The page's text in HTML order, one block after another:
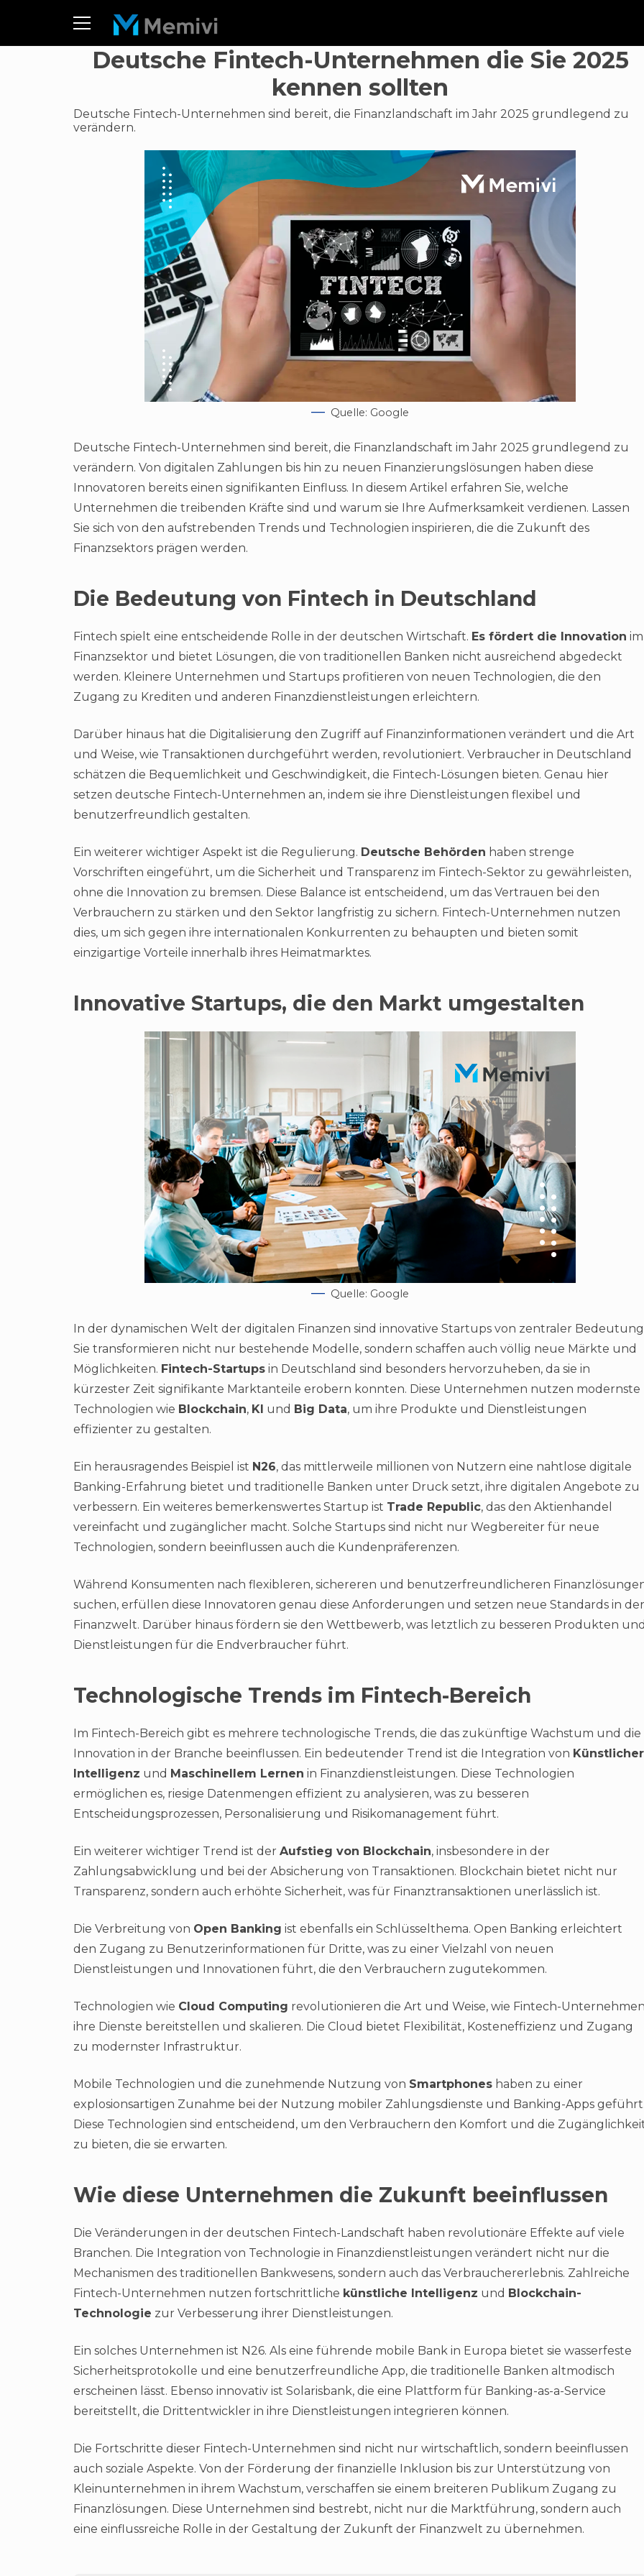
Deutsche Fintech-Unternehmen die Sie 2025
kennen sollten
Deutsche Fintech-Unternehmen sind bereit, die Finanzlandschaft im Jahr 2025 grundlegend zu
verändern.
Quelle: Google
Deutsche Fintech-Unternehmen sind bereit, die Finanzlandschaft im Jahr 2025 grundlegend zu
verändern. Von digitalen Zahlungen bis hin zu neuen Finanzierungslösungen haben diese
Innovatoren bereits einen signifikanten Einfluss. In diesem Artikel erfahren Sie, welche
Unternehmen die treibenden Kräfte sind und warum sie Ihre Aufmerksamkeit verdienen. Lassen
Sie sich von den aufstrebenden Trends und Technologien inspirieren, die die Zukunft des
Finanzsektors prägen werden.
Die Bedeutung von Fintech in Deutschland
Fintech spielt eine entscheidende Rolle in der deutschen Wirtschaft. Es fördert die Innovation im
Finanzsektor und bietet Lösungen, die von traditionellen Banken nicht ausreichend abgedeckt
werden. Kleinere Unternehmen und Startups profitieren von neuen Technologien, die den
Zugang zu Krediten und anderen Finanzdienstleistungen erleichtern.
Darüber hinaus hat die Digitalisierung den Zugriff auf Finanzinformationen verändert und die Art
und Weise, wie Transaktionen durchgeführt werden, revolutioniert. Verbraucher in Deutschland
schätzen die Bequemlichkeit und Geschwindigkeit, die Fintech-Lösungen bieten. Genau hier
setzen deutsche Fintech-Unternehmen an, indem sie ihre Dienstleistungen flexibel und
benutzerfreundlich gestalten.
Ein weiterer wichtiger Aspekt ist die Regulierung. Deutsche Behörden haben strenge
Vorschriften eingeführt, um die Sicherheit und Transparenz im Fintech-Sektor zu gewährleisten,
ohne die Innovation zu bremsen. Diese Balance ist entscheidend, um das Vertrauen bei den
Verbrauchern zu stärken und den Sektor langfristig zu sichern. Fintech-Unternehmen nutzen
dies, um sich gegen ihre internationalen Konkurrenten zu behaupten und bieten somit
einzigartige Vorteile innerhalb ihres Heimatmarktes.
Innovative Startups, die den Markt umgestalten
Quelle: Google
In der dynamischen Welt der digitalen Finanzen sind innovative Startups von zentraler
Sie transformieren nicht nur bestehende Modelle, sondern schaffen auch völlig neue Märkte und
Möglichkeiten. Fintech-Startups in Deutschland sind besonders hervorzuheben, da sie in
kürzester Zeit signifikante Marktanteile erobern konnten. Diese Unternehmen nutzen modernste
Technologien wie Blockchain, KI und Big Data, um ihre Produkte und Dienstleistungen
effizienter zu gestalten.
Ein herausragendes Beispiel ist N26, das mittlerweile millionen von Nutzern eine nahtlose digitale
Banking-Erfahrung bietet und traditionelle Banken unter Druck setzt, ihre digitalen Angebote zu
verbessern. Ein weiteres bemerkenswertes Startup ist Trade Republic, das den Aktienhandel
vereinfacht und zugänglicher macht. Solche Startups sind nicht nur Wegbereiter für neue
Technologien, sondern beeinflussen auch die Kundenpräferenzen.
Während Konsumenten nach flexibleren, sichereren und benutzerfreundlicheren
suchen, erfüllen diese Innovatoren genau diese Anforderungen und setzen neue Standards in der
Finanzwelt. Darüber hinaus fördern sie den Wettbewerb, was letztlich zu besseren Produkten
Dienstleistungen für die Endverbraucher führt.
Technologische Trends im Fintech-Bereich
Im Fintech-Bereich gibt es mehrere technologische Trends, die das zukünftige Wachstum und die
Innovation in der Branche beeinflussen. Ein bedeutender Trend ist die Integration von Künstlicher
Intelligenz und Maschinellem Lernen in Finanzdienstleistungen. Diese Technologien
ermöglichen es, riesige Datenmengen effizient zu analysieren, was zu besseren
Entscheidungsprozessen, Personalisierung und Risikomanagement führt.
Ein weiterer wichtiger Trend ist der Aufstieg von Blockchain, insbesondere in der
Zahlungsabwicklung und bei der Absicherung von Transaktionen. Blockchain bietet nicht nur
Transparenz, sondern auch erhöhte Sicherheit, was für Finanztransaktionen unerlässlich ist.
Die Verbreitung von Open Banking ist ebenfalls ein Schlüsselthema. Open Banking erleichtert
den Zugang zu Benutzerinformationen für Dritte, was zu einer Vielzahl von neuen
Dienstleistungen und Innovationen führt, die den Verbrauchern zugutekommen.
Technologien wie Cloud Computing revolutionieren die Art und Weise, wie Fintech-
ihre Dienste bereitstellen und skalieren. Die Cloud bietet Flexibilität, Kosteneffizienz und Zugang
zu modernster Infrastruktur.
Mobile Technologien und die zunehmende Nutzung von Smartphones haben zu einer
explosionsartigen Zunahme bei der Nutzung mobiler Zahlungsdienste und Banking-Apps
Diese Technologien sind entscheidend, um den Verbrauchern den Komfort und die
zu bieten, die sie erwarten.
Wie diese Unternehmen die Zukunft beeinflussen
Die Veränderungen in der deutschen Fintech-Landschaft haben revolutionäre Effekte auf viele
Branchen. Die Integration von Technologie in Finanzdienstleistungen verändert nicht nur die
Mechanismen des traditionellen Bankwesens, sondern auch das Verbrauchererlebnis. Zahlreiche
Fintech-Unternehmen nutzen fortschrittliche künstliche Intelligenz und Blockchain-
Technologie zur Verbesserung ihrer Dienstleistungen.
Ein solches Unternehmen ist N26. Als eine führende mobile Bank in Europa bietet sie wasserfeste
Sicherheitsprotokolle und eine benutzerfreundliche App, die traditionelle Banken altmodisch
erscheinen lässt. Ebenso innovativ ist Solarisbank, die eine Plattform für Banking-as-a-Service
bereitstellt, die Drittentwickler in ihre Dienstleistungen integrieren können.
Die Fortschritte dieser Fintech-Unternehmen sind nicht nur wirtschaftlich, sondern beeinflussen
auch soziale Aspekte. Von der Förderung der finanzielle Inklusion bis zur Unterstützung von
Kleinunternehmen in ihrem Wachstum, verschaffen sie einem breiteren Publikum Zugang zu
Finanzlösungen. Diese Unternehmen sind bestrebt, nicht nur die Marktführung, sondern auch
eine einflussreiche Rolle in der Gestaltung der Zukunft der Finanzwelt zu übernehmen.